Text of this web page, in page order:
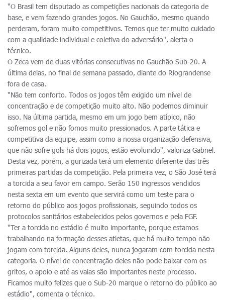
"O Brasil tem disputado as competições nacionais da categoria de
base, e vem fazendo grandes jogos. No Gauchão, mesmo quando
perderam, foram muito competitivos. Temos que ter muito cuidado
com a qualidade individual e coletiva do adversário", alerta o
técnico.
O Zeca vem de duas vitórias consecutivas no Gauchão Sub-20. A
última delas, no final de semana passado, diante do Riograndense
fora de casa.
"Não tem conforto. Todos os jogos têm exigido um nível de
concentração e de competição muito alto. Não podemos diminuir
isso. Na última partida, mesmo em um jogo bem atípico, não
sofremos gol e não fomos muito pressionados. A parte tática e
competitiva da equipe, assim como a nossa organização defensiva,
que não sofre gols há dois jogos, estão evoluindo", valoriza Gabriel.
Desta vez, porém, a gurizada terá um elemento diferente das três
primeiras partidas da competição. Pela primeira vez, o São José terá
a torcida a seu favor em campo. Serão 150 ingressos vendidos
nesta sexta em um evento que servirá como um teste para o
retorno do público aos jogos profissionais, seguindo todos os
protocolos sanitários estabelecidos pelos governos e pela FGF.
"Ter a torcida no estádio é muito importante, porque estamos
trabalhando na formação desses atletas, que há muito tempo não
jogam com torcida. Alguns deles, nunca jogaram com torcida nesta
categoria. O nível de concentração deles não pode baixar com os
gritos, o apoio e até as vaias são importantes neste processo.
Ficamos muito felizes que o Sub-20 marque o retorno do público ao
estádio", comenta o técnico.